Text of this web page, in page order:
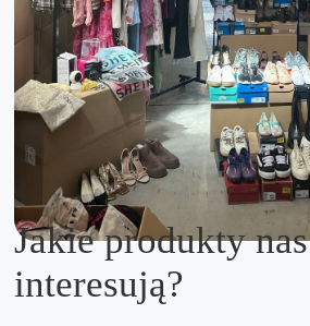
Jakie produkty nas
interesują?